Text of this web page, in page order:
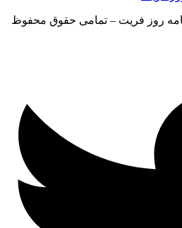
روز فریت – تمامی حقوق محفوظ